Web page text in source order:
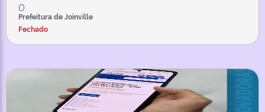
0
Prefeitura de Joinville
Fechado